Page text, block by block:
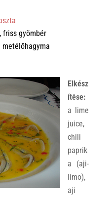
friss gyömbér
Elkész
ítése:
a lime
juice,
chili
paprik
a (aji-
limo),
aji